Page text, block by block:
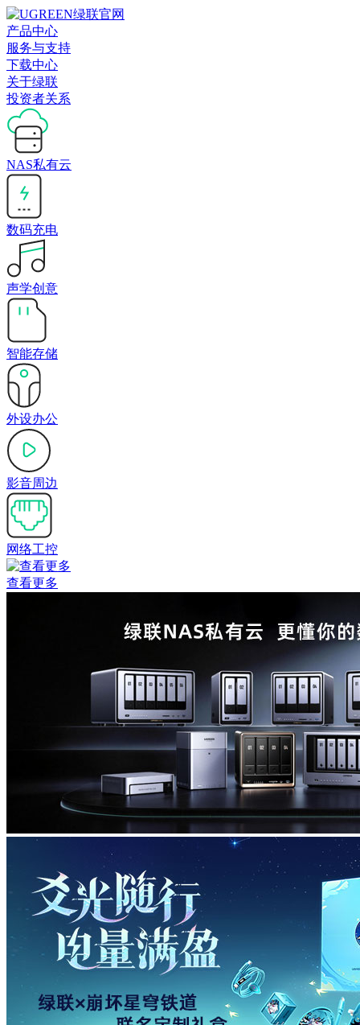
产品中心
服务与支持
下载中心
关于绿联
投资者关系
NAS私有云
数码充电
声学创意
智能存储
外设办公
影音周边
网络工控
查看更多